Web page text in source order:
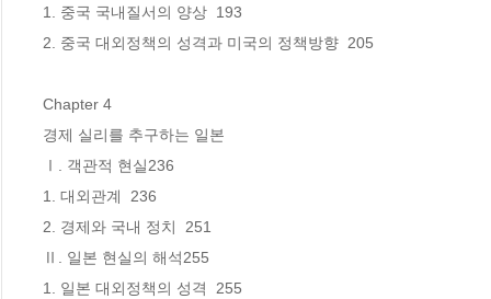
1. 중국 국내질서의 양상  193
2. 중국 대외정책의 성격과 미국의 정책방향  205
Chapter 4
경제 실리를 추구하는 일본
Ⅰ. 객관적 현실236
1. 대외관계  236
2. 경제와 국내 정치  251
Ⅱ. 일본 현실의 해석255
1. 일본 대외정책의 성격  255